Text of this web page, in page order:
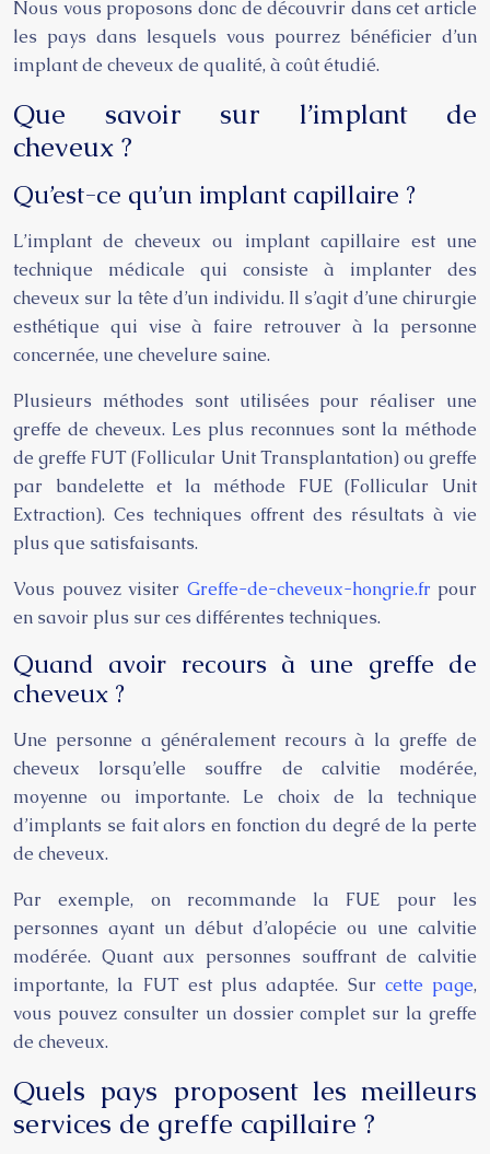
Nous vous proposons donc de découvrir dans cet article
les pays dans lesquels vous pourrez bénéficier d’un
implant de cheveux de qualité, à coût étudié.
Que savoir sur l’implant de
cheveux ?
Qu’est-ce qu’un implant capillaire ?
L’implant de cheveux ou implant capillaire est une
technique médicale qui consiste à implanter des
cheveux sur la tête d’un individu. Il s’agit d’une chirurgie
esthétique qui vise à faire retrouver à la personne
concernée, une chevelure saine.
Plusieurs méthodes sont utilisées pour réaliser une
greffe de cheveux. Les plus reconnues sont la méthode
de greffe FUT (Follicular Unit Transplantation) ou greffe
par bandelette et la méthode FUE (Follicular Unit
Extraction). Ces techniques offrent des résultats à vie
plus que satisfaisants.
Vous pouvez visiter Greffe-de-cheveux-hongrie.fr pour
en savoir plus sur ces différentes techniques.
Quand avoir recours à une greffe de
cheveux ?
Une personne a généralement recours à la greffe de
cheveux lorsqu’elle souffre de calvitie modérée,
moyenne ou importante. Le choix de la technique
d’implants se fait alors en fonction du degré de la perte
de cheveux.
Par exemple, on recommande la FUE pour les
personnes ayant un début d’alopécie ou une calvitie
modérée. Quant aux personnes souffrant de calvitie
importante, la FUT est plus adaptée. Sur cette page,
vous pouvez consulter un dossier complet sur la greffe
de cheveux.
Quels pays proposent les meilleurs
services de greffe capillaire ?